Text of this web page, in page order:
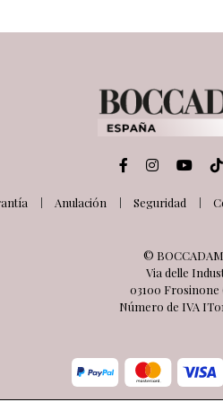
Anulación Seguridad
©
Via delle
03100 Frosinone
Número de IVA